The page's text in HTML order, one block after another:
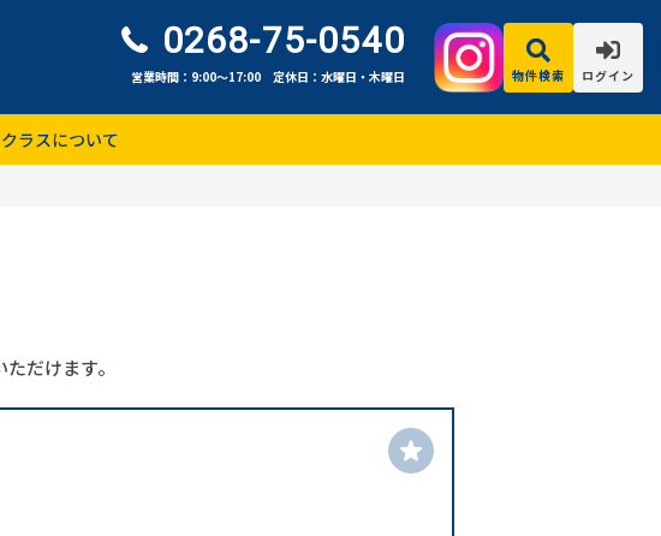
0268-75-0540
営業時間：9:00〜17:00 定休日：水曜日・木曜日 物件検索 ログイン
ラスについて
だけます。